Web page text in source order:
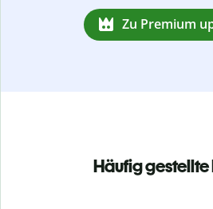
Zu Premium
Häufig gestellte